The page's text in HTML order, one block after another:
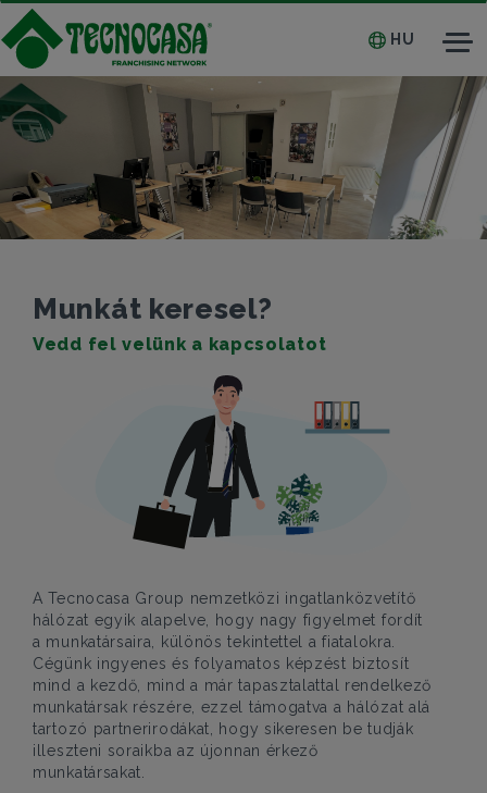
HU
Munkát keresel?
Vedd fel velünk a kapcsolatot
A Tecnocasa Group nemzetközi ingatlanközvetítő
hálózat egyik alapelve, hogy nagy figyelmet fordít
a munkatársaira, különös tekintettel a fiatalokra.
Cégünk ingyenes és folyamatos képzést biztosít
mind a kezdő, mind a már tapasztalattal rendelkező
munkatársak részére, ezzel támogatva a hálózat alá
tartozó partnerirodákat, hogy sikeresen be tudják
illeszteni soraikba az újonnan érkező
munkatársakat.